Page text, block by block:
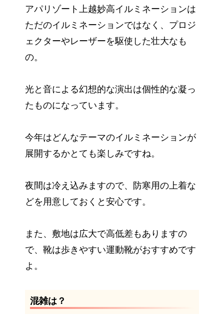
アパリゾート上越妙高イルミネーションは
ただのイルミネーションではなく、プロジ
ェクターやレーザーを駆使した壮大なも
の。
光と音による幻想的な演出は個性的な凝っ
たものになっています。
今年はどんなテーマのイルミネーションが
展開するかとても楽しみですね。
夜間は冷え込みますので、防寒用の上着な
どを用意しておくと安心です。
また、敷地は広大で高低差もありますの
で、靴は歩きやすい運動靴がおすすめです
よ。
混雑は？